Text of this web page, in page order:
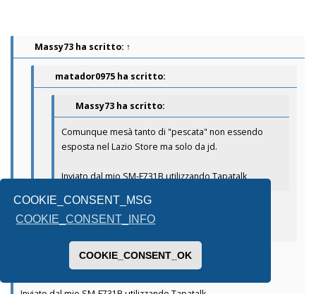
COOKIE_CONSENT_MSG
COOKIE_CONSENT_INFO
COOKIE_CONSENT_OK
Massy73 ha scritto: ↑
matador0975 ha scritto:
Massy73 ha scritto:
Comunque mesà tanto di "pescata" non essendo
esposta nel Lazio Store ma solo da jd.
Inviato dal mio SM-F731B utilizzando Tapatalk
Cosa è jd?
Inviato dal mio SM-S906B utilizzando Tapatalk
Jd sport catena di negozi sportivi plurimarche.
Credo abbiano tra le altre cose una partnership con la roma.